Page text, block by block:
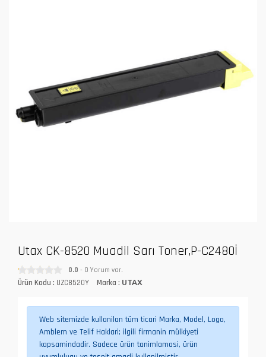
Utax CK-8520 Muadil Sarı Toner,P-C2480İ
0.0 - 0 Yorum var.
Ürün Kodu : UZC8520Y Marka : UTAX
Web sitemizde kullanilan tüm ticari Marka, Model, Logo,
Amblem ve Telif Haklari; ilgili firmanin mülkiyeti
kapsamindadir. Sadece ürün tanimlamasi, ürün